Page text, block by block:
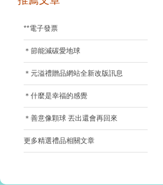
**電子發票
＊節能減碳愛地球
＊元溢禮贈品網站全新改版訊息
＊什麼是幸福的感覺
＊善意像顆球 丟出還會再回來
更多精選禮品相關文章